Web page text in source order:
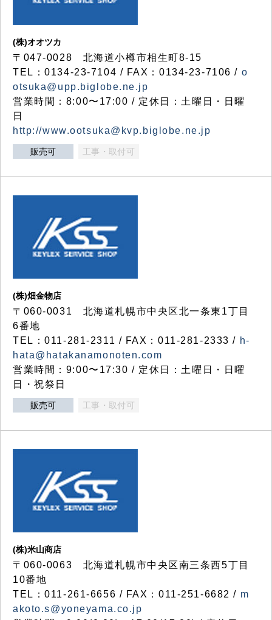
(株)オオツカ
〒047-0028 北海道小樽市相生町8-15
TEL：0134-23-7104 / FAX：0134-23-7106 / o
otsuka@upp.biglobe.ne.jp
営業時間：8:00〜17:00 / 定休日：土曜日・日曜
日
http://www.ootsuka@kvp.biglobe.ne.jp
販売可 工事・取付可
(株)畑金物店
〒060-0031 北海道札幌市中央区北一条東1丁目
6番地
TEL：011-281-2311 / FAX：011-281-2333 / h-
hata@hatakanamonoten.com
営業時間：9:00〜17:30 / 定休日：土曜日・日曜
日・祝祭日
販売可 工事・取付可
(株)米山商店
〒060-0063 北海道札幌市中央区南三条西5丁目
10番地
TEL：011-261-6656 / FAX：011-251-6682 / m
akoto.s@yoneyama.co.jp